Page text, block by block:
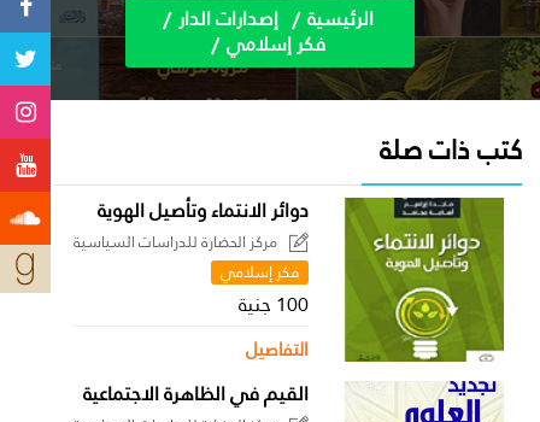
الرئيسية إصدارات الدار
فكر إسلامي
كتب ذات صلة
دوائر الانتماء وتأصيل الهوية
مركز الحضارة للدراسات السياسية
فكر إسلامي
100 جنية
التفاصيل
القيم في الظاهرة الاجتماعية